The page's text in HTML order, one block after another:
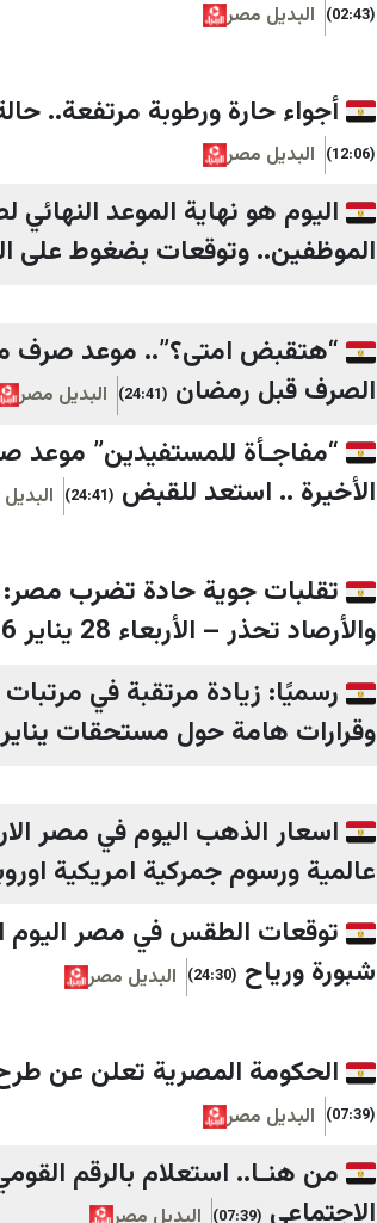
(02:43)
البديل مصر
أجواء حارة ورطوبة مرتفعة.. حالة الطقس
(12:06) البديل مصر
الموظفين.. وتوقعات بضغوط على
الصرف قبل رمضان (24:41) البديل مصر
الأخيرة .. استعد للقبض (24:41)
تقلبات جوية حادة تضرب مصر:
والأرصاد تحذر – الأربعاء 28 يناير 2026
وقرارات هامة حول مستحقات يناير
عالمية ورسوم جمركية امريكية
شبورة ورياح (24:30)
البديل مصر
الحكومة المصرية تعلن عن طرح 5 شركات عملاقة في قطاع الطاقة
(07:39) البديل مصر
الاجتماعي (07:39)